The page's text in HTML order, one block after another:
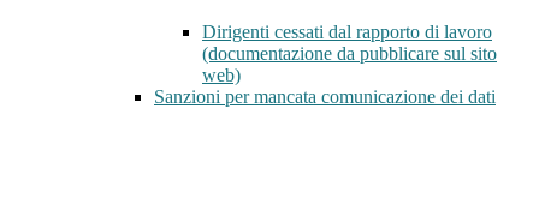
Dirigenti cessati dal rapporto di lavoro
(documentazione da pubblicare sul sito
web)
Sanzioni per mancata comunicazione dei dati